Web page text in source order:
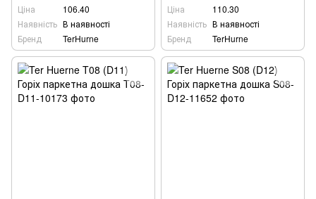
Ціна
106.40
Наявність В наявності
Бренд
TerHurne
Ціна
110.30
Наявність В наявності
Бренд
TerHurne